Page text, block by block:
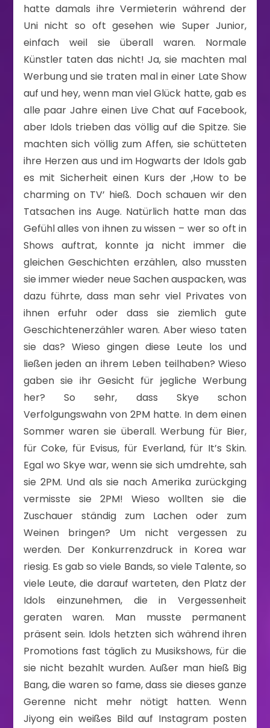
hatte damals ihre Vermieterin während der
Uni nicht so oft gesehen wie Super Junior,
einfach weil sie überall waren. Normale
Künstler taten das nicht! Ja, sie machten mal
Werbung und sie traten mal in einer Late Show
auf und hey, wenn man viel Glück hatte, gab es
alle paar Jahre einen Live Chat auf Facebook,
aber Idols trieben das völlig auf die Spitze. Sie
machten sich völlig zum Affen, sie schütteten
ihre Herzen aus und im Hogwarts der Idols gab
es mit Sicherheit einen Kurs der ‚How to be
charming on TV’ hieß. Doch schauen wir den
Tatsachen ins Auge. Natürlich hatte man das
Gefühl alles von ihnen zu wissen – wer so oft in
Shows auftrat, konnte ja nicht immer die
gleichen Geschichten erzählen, also mussten
sie immer wieder neue Sachen auspacken, was
dazu führte, dass man sehr viel Privates von
ihnen erfuhr oder dass sie ziemlich gute
Geschichtenerzähler waren. Aber wieso taten
sie das? Wieso gingen diese Leute los und
ließen jeden an ihrem Leben teilhaben? Wieso
gaben sie ihr Gesicht für jegliche Werbung
her? So sehr, dass Skye schon
Verfolgungswahn von 2PM hatte. In dem einen
Sommer waren sie überall. Werbung für Bier,
für Coke, für Evisus, für Everland, für It’s Skin.
Egal wo Skye war, wenn sie sich umdrehte, sah
sie 2PM. Und als sie nach Amerika zurückging
vermisste sie 2PM! Wieso wollten sie die
Zuschauer ständig zum Lachen oder zum
Weinen bringen? Um nicht vergessen zu
werden. Der Konkurrenzdruck in Korea war
riesig. Es gab so viele Bands, so viele Talente, so
viele Leute, die darauf warteten, den Platz der
Idols einzunehmen, die in Vergessenheit
geraten waren. Man musste permanent
präsent sein. Idols hetzten sich während ihren
Promotions fast täglich zu Musikshows, für die
sie nicht bezahlt wurden. Außer man hieß Big
Bang, die waren so fame, dass sie dieses ganze
Gerenne nicht mehr nötigt hatten. Wenn
Jiyong ein weißes Bild auf Instagram posten